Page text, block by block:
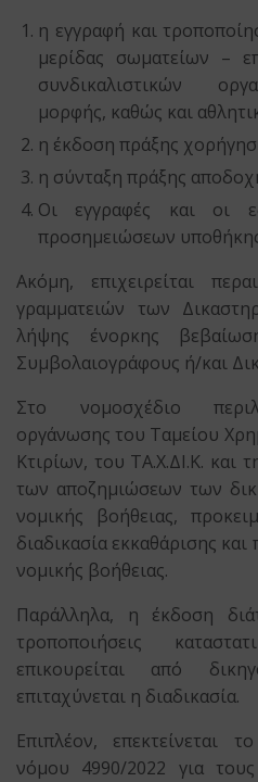
η εγγραφή και
μερίδας σωματείων –
συνδικαλιστικών
μορφής, καθώς και
η έκδοση πράξης
η σύνταξη πράξης
Οι εγγραφές και οι
προσημειώσεων
Ακόμη, επιχειρείται
γραμματειών των
λήψης ένορκης
Συμβολαιογράφους ή/και
Στο νομοσχέδιο
οργάνωσης του Ταμείου
Κτιρίων, του ΤΑ.Χ.ΔΙ.Κ. και
των αποζημιώσεων των
νομικής βοήθειας,
διαδικασία εκκαθάρισης
νομικής βοήθειας.
Παράλληλα, η έκδοση
τροποποιήσεις
επικουρείται από
επιταχύνεται η διαδικασία.
Επιπλέον, επεκτείνεται
νόμου 4990/2022 για